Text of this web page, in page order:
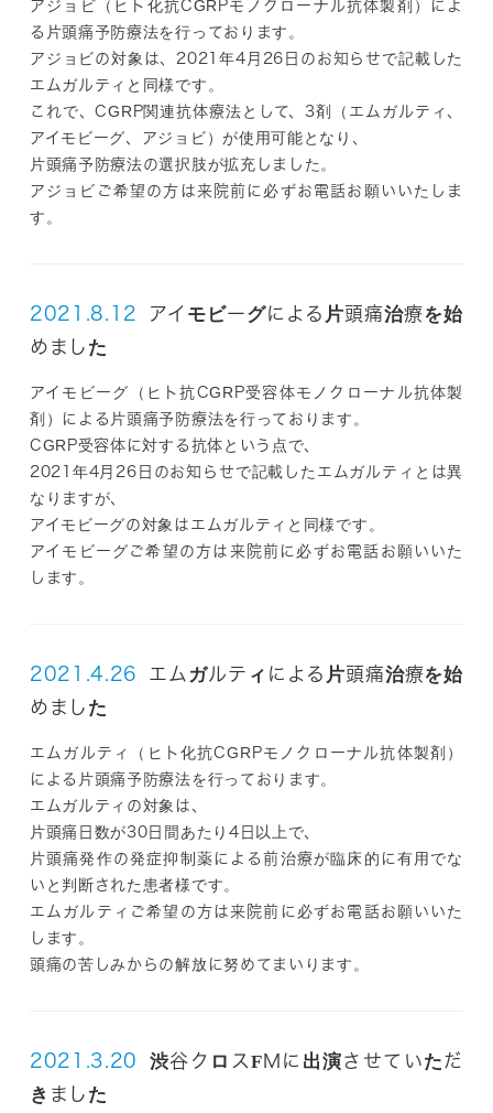
アジョビ（ヒト化抗CGRPモノクローナル抗体製剤）によ
る片頭痛予防療法を行っております。
アジョビの対象は、2021年4月26日のお知らせで記載した
エムガルティと同様です。
これで、CGRP関連抗体療法として、3剤（エムガルティ、
アイモビーグ、アジョビ）が使用可能となり、
片頭痛予防療法の選択肢が拡充しました。
アジョビご希望の方は来院前に必ずお電話お願いいたしま
す。
2021.8.12
アイモビーグによる片頭痛治療を始
めました
アイモビーグ（ヒト抗CGRP受容体モノクローナル抗体製
剤）による片頭痛予防療法を行っております。
CGRP受容体に対する抗体という点で、
2021年4月26日のお知らせで記載したエムガルティとは異
なりますが、
アイモビーグの対象はエムガルティと同様です。
アイモビーグご希望の方は来院前に必ずお電話お願いいた
します。
2021.4.26
エムガルティによる片頭痛治療を始
めました
エムガルティ（ヒト化抗CGRPモノクローナル抗体製剤）
による片頭痛予防療法を行っております。
エムガルティの対象は、
片頭痛日数が30日間あたり4日以上で、
片頭痛発作の発症抑制薬による前治療が臨床的に有用でな
いと判断された患者様です。
エムガルティご希望の方は来院前に必ずお電話お願いいた
します。
頭痛の苦しみからの解放に努めてまいります。
2021.3.20
渋谷クロスFMに出演させていただ
きました